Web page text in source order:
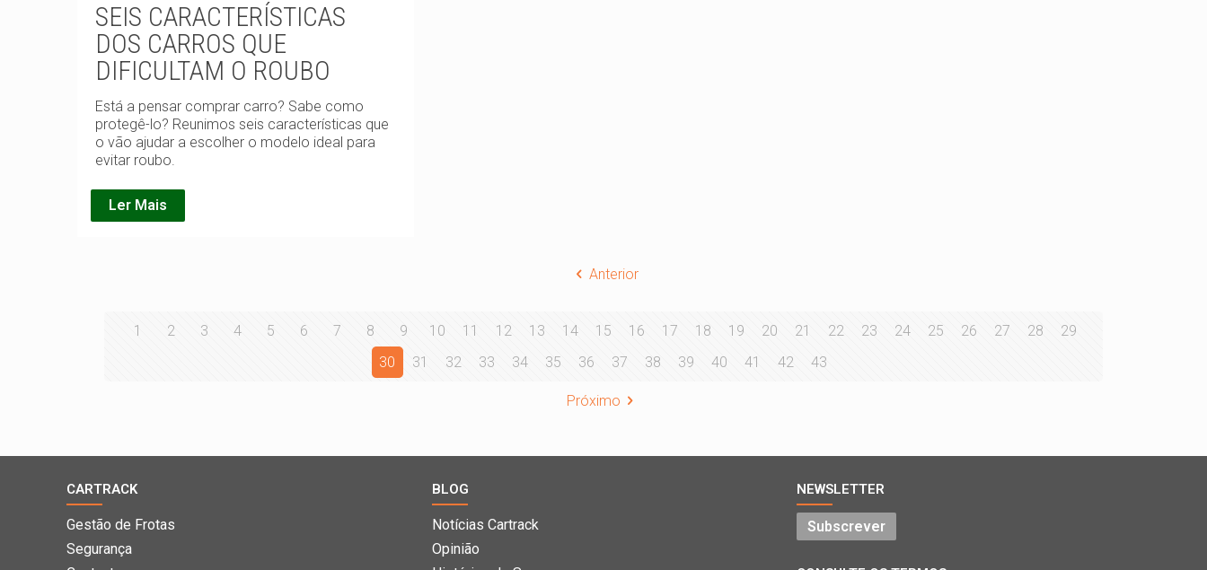
SEIS CARACTERÍSTICAS
DOS CARROS QUE
DIFICULTAM O ROUBO
Está a pensar comprar carro? Sabe como
protegê-lo? Reunimos seis características que
o vão ajudar a escolher o modelo ideal para
evitar roubo.
Ler Mais
Anterior
1 2 3 4 5 6 7 8 9 10 11 12 13 14 15 16 17 18 19 20 21 22 23 24 25 26 27 28
29
30
31 32 33 34 35 36 37 38 39 40 41 42 43
Próximo
CARTRACK
Gestão de Frotas
Segurança
BLOG
Notícias Cartrack
Opinião
NEWSLETTER
Subscrever